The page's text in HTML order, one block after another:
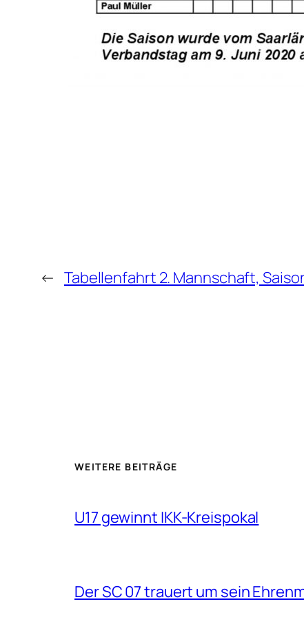
← Tabellenfahrt 2. Mannschaft,
WEITERE BEITRÄGE
U17 gewinnt IKK-Kreispokal
Der SC 07 trauert um sein